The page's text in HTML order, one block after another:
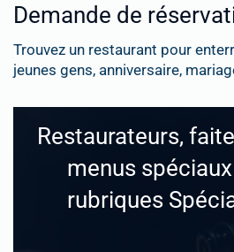
Demande de
Trouvez un restaurant pour
jeunes gens, anniversaire,
Restaurateurs,
menus
rubriques